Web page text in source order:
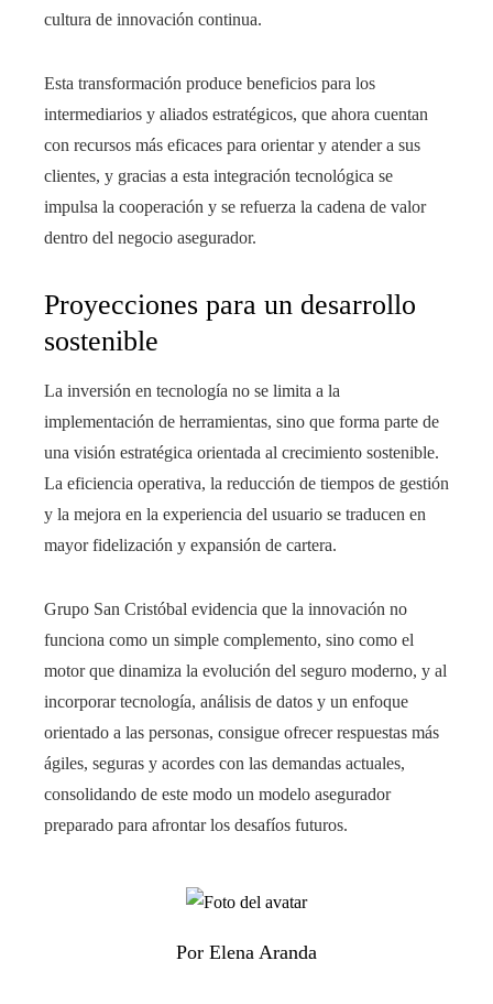
cultura de innovación continua.
Esta transformación produce beneficios para los
intermediarios y aliados estratégicos, que ahora cuentan
con recursos más eficaces para orientar y atender a sus
clientes, y gracias a esta integración tecnológica se
impulsa la cooperación y se refuerza la cadena de valor
dentro del negocio asegurador.
Proyecciones para un desarrollo
sostenible
La inversión en tecnología no se limita a la
implementación de herramientas, sino que forma parte de
una visión estratégica orientada al crecimiento sostenible.
La eficiencia operativa, la reducción de tiempos de gestión
y la mejora en la experiencia del usuario se traducen en
mayor fidelización y expansión de cartera.
Grupo San Cristóbal evidencia que la innovación no
funciona como un simple complemento, sino como el
motor que dinamiza la evolución del seguro moderno, y al
incorporar tecnología, análisis de datos y un enfoque
orientado a las personas, consigue ofrecer respuestas más
ágiles, seguras y acordes con las demandas actuales,
consolidando de este modo un modelo asegurador
preparado para afrontar los desafíos futuros.
Por Elena Aranda